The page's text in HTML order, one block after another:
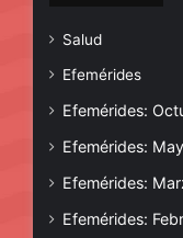
Salud
Efemérides
Efemérides:
Efemérides:
Efemérides:
Efemérides: